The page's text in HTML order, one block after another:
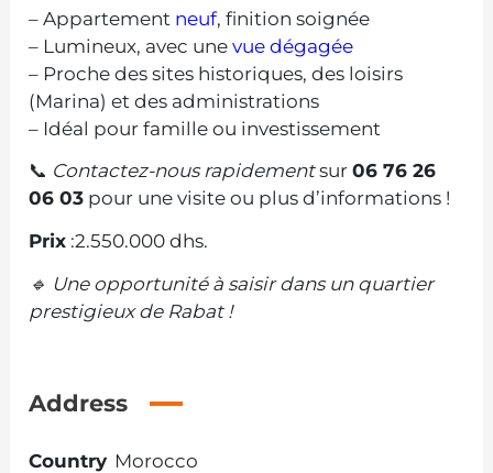
– Appartement neuf, finition soignée
– Lumineux, avec unevue dégagée
– Proche des sites historiques, des loisirs
(Marina) et des administrations
– Idéal pour famille ou investissement
📞 Contactez-nous rapidementsur06 76 26
06 03 pour une visite ou plus d’informations !
Prix :2.550.000 dhs.
🔹 Une opportunité à saisir dans un quartier
prestigieux de Rabat !
Address
Country Morocco